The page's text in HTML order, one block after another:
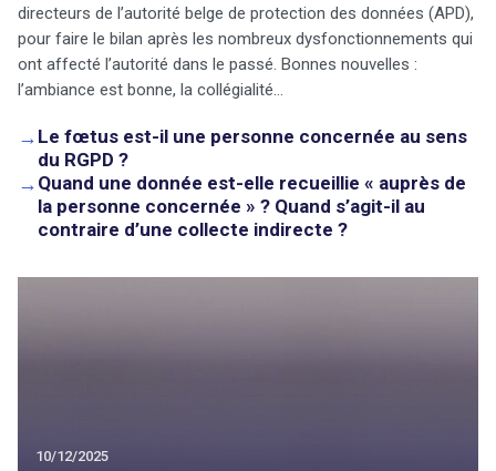
directeurs de l’autorité belge de protection des données (APD),
pour faire le bilan après les nombreux dysfonctionnements qui
ont affecté l’autorité dans le passé. Bonnes nouvelles :
l’ambiance est bonne, la collégialité…
→ Le fœtus est-il une personne concernée au sens
du RGPD ?
→ Quand une donnée est-elle recueillie « auprès de
la personne concernée » ? Quand s’agit-il au
contraire d’une collecte indirecte ?
10/12/2025